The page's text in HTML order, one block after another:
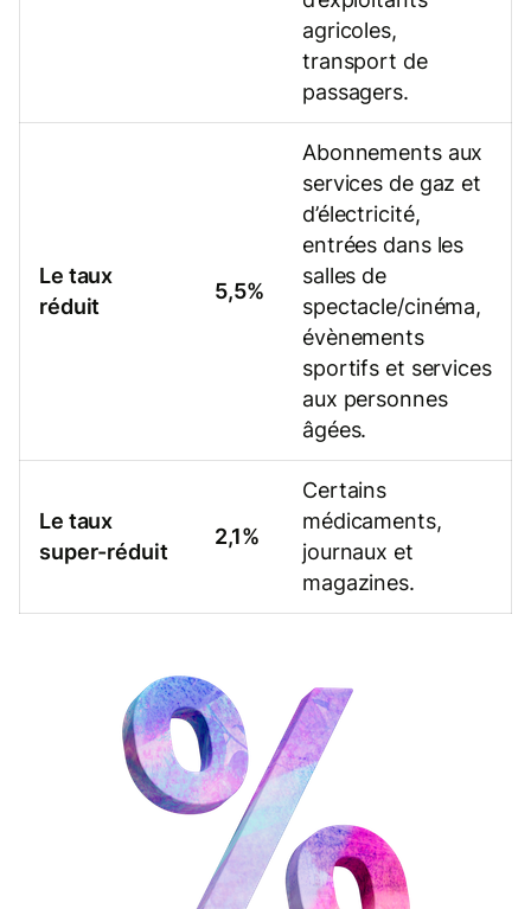
agricoles,
transport de
passagers.
Le taux
réduit
5,5%
Abonnements aux
services de gaz et
d’électricité,
entrées dans les
salles de
spectacle/cinéma,
évènements
sportifs et services
aux personnes
âgées.
Le taux
super-réduit
2,1%
Certains
médicaments,
journaux et
magazines.